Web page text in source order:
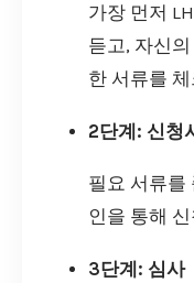
가장 먼저
듣고, 자신
한 서류를
2단계: 신청
필요 서류를
인을 통해
3단계: 심사